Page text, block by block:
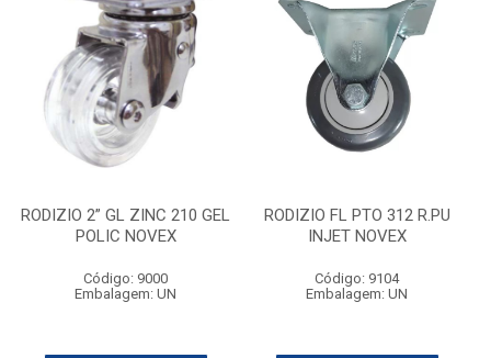
RODIZIO 2” GL ZINC 210 GEL
POLIC NOVEX
Código: 9000
Embalagem: UN
RODIZIO FL PTO 312 R.PU
INJET NOVEX
Código: 9104
Embalagem: UN